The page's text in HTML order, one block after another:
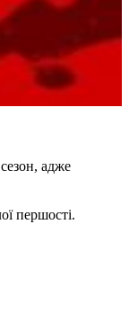
адже
першості.